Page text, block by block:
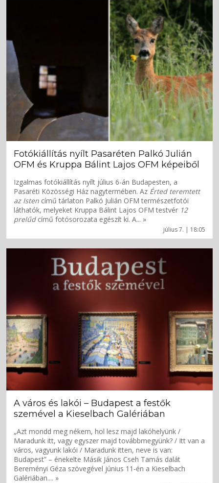
július 7. | 18:05
Fotókiállítás nyílt Pasaréten Palkó Julián
OFM és Kruppa Bálint Lajos OFM képeiből
Izgalmas fotókiállítás nyílt július 6-án Budapesten, a
Pasaréti Közösségi Ház nagytermében. Az Érted teremtett
az Isten című tárlaton Palkó Julián OFM természetfotói
láthatók, melyeket Kruppa Bálint Lajos OFM testvér 12
prelűdcímű fotósorozata egészít ki. A... »
A város és lakói – Budapest a festők
szemével a Kieselbach Galériában
„Azt mondd meg nékem, hol lesz majd lakóhelyünk /
Maradunk itt, vagy egyszer majd továbbmegyünk? / Itt van a
város, vagyunk lakói / Maradunk itten, neve is van:
Budapest” – énekelte Másik János Cseh Tamás dalát
Bereményi Géza szövegével június 11-én a Kieselbach
Galériában.... »